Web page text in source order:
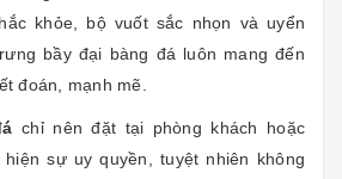
khỏe, bộ vuốt sắc nhọn và uyển
bầy đại bàng đá luôn mang đến
đoán, mạnh mẽ.
chỉ nên đặt tại phòng khách hoặc
sự uy quyền, tuyệt nhiên không